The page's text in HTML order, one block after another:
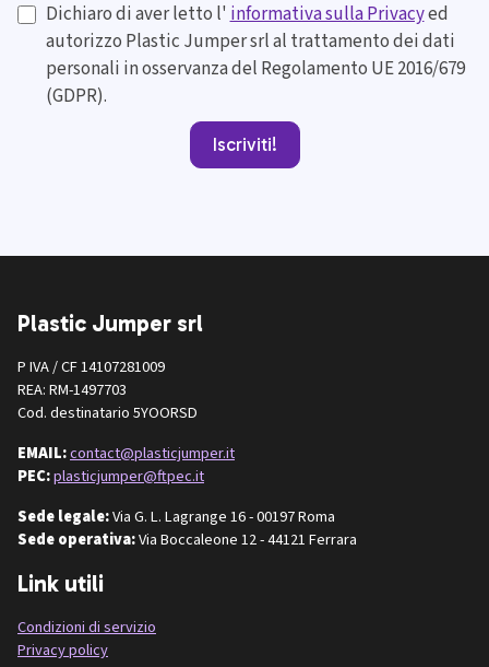
Dichiaro di aver letto l'informativa sulla Privacyed
autorizzo Plastic Jumper srl al trattamento dei dati
personali in osservanza del Regolamento UE 2016/679
(GDPR).
Iscriviti!
Plastic Jumper srl
P IVA / CF 14107281009
REA: RM-1497703
Cod. destinatario 5YOORSD
EMAIL:contact@plasticjumper.it
PEC:plasticjumper@ftpec.it
Sede legale:Via G. L. Lagrange 16 - 00197 Roma
Sede operativa:Via Boccaleone 12 - 44121 Ferrara
Link utili
Condizioni di servizio
Privacy policy